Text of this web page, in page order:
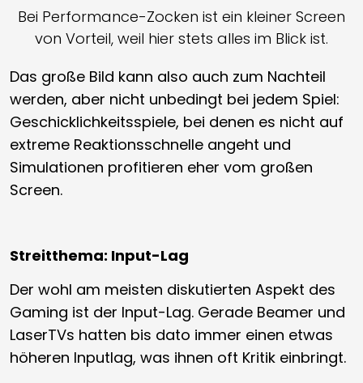
Bei Performance-Zocken ist ein kleiner Screen
von Vorteil, weil hier stets alles im Blick ist.
Das große Bild kann also auch zum Nachteil
werden, aber nicht unbedingt bei jedem Spiel:
Geschicklichkeitsspiele, bei denen es nicht auf
extreme Reaktionsschnelle angeht und
Simulationen profitieren eher vom großen
Screen.
Streitthema: Input-Lag
Der wohl am meisten diskutierten Aspekt des
Gaming ist der Input-Lag. Gerade Beamer und
LaserTVs hatten bis dato immer einen etwas
höheren Inputlag, was ihnen oft Kritik einbringt.